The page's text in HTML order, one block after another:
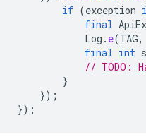
if (exception
final
Log . e(TAG,
final int
// TODO:
}
});
});